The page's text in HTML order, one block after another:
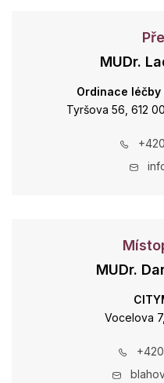
MUDr.
Ordinace
Tyršova 56, 612
MUDr.
Vocelova